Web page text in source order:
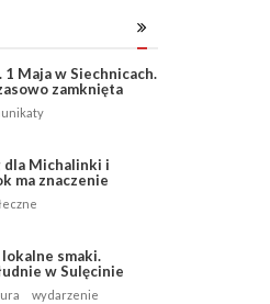
Maja w Siechnicach.
zamknięta
dla Michalinki i
ma znaczenie
smaki.
w Sulęcinie
wydarzenie